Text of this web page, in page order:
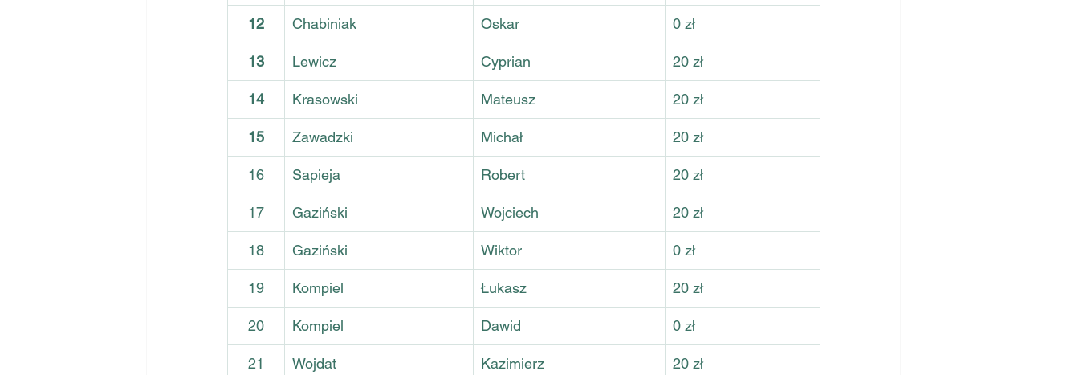
12 Chabiniak Oskar 0 zł
13 Lewicz Cyprian 20 zł
14 Krasowski Mateusz 20 zł
15 Zawadzki Michał 20 zł
16 Sapieja Robert 20 zł
17 Gaziński Wojciech 20 zł
18 Gaziński Wiktor 0 zł
19 Kompiel Łukasz 20 zł
20 Kompiel Dawid 0 zł
21 Wojdat Kazimierz 20 zł